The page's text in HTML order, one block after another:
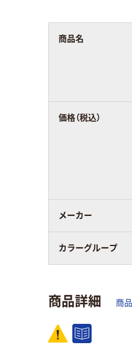
商品名
価格（税込）
メーカー
カラーグループ
商品詳細 商